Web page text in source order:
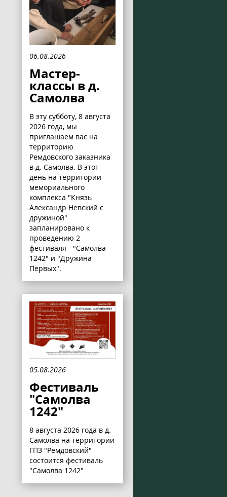
06.08.2026
Мастер-
классы в д.
Самолва
В эту субботу, 8 августа
2026 года, мы
приглашаем вас на
территорию
Ремдовского заказника
в д. Самолва. В этот
день на территории
мемориального
комплекса "Князь
Александр Невский с
дружиной"
запланировано к
проведению 2
фестиваля - "Самолва
1242" и "Дружина
Первых".
05.08.2026
Фестиваль
"Самолва
1242"
8 августа 2026 года в д.
Самолва на территории
ГПЗ "Ремдовский"
состоится фестиваль
"Самолва 1242"